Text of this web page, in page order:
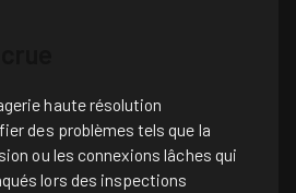
haute résolution
des problèmes tels que la
ou les connexions lâches qui
lors des inspections